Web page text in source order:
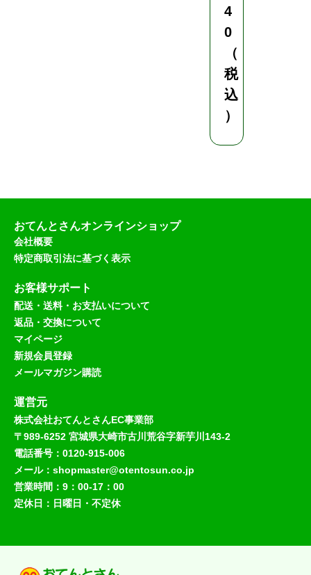
4
0
（
税
込
）
おてんとさんオンラインショップ
会社概要
特定商取引法に基づく表示
お客様サポート
配送・送料・お支払いについて
返品・交換について
マイページ
新規会員登録
メールマガジン購読
運営元
株式会社おてんとさんEC事業部
〒989-6252 宮城県大崎市古川荒谷字新芋川143-2
電話番号：0120-915-006
メール：shopmaster@otentosun.co.jp
営業時間：9：00-17：00
定休日：日曜日・不定休